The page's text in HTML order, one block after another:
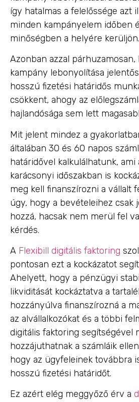
így hatalmas a felelőssége azt
minden kampányelem időben
minőségben a helyére kerüljön.
Azonban azzal
kampány lebonyolítása
hosszú fizetési határidős
csökkent, ahogy az
hajlandósága sem lett
Mit jelent mindez a
általában 30 és 60 napos
határidővel kalkulálhatunk, ami
karácsonyi időszakban is
meg kell finanszírozni a vállalt
úgy, hogy a bevételeihez csak
hozzá, hacsak nem merül fel
kérdés.
A Flexibill digitális faktoring
pontosan ezt a kockázatot
Ahelyett, hogy a pénzügyi
likviditását kockáztatva a
hozzányúlva finanszírozná a
az alvállalkozókat és a többi
digitális faktoring segítségével
hozzájuthatnak a számláik
hogy az ügyfeleinek továbbra
hosszú fizetési határidőt.
Ez azért elég meggyőző érv a